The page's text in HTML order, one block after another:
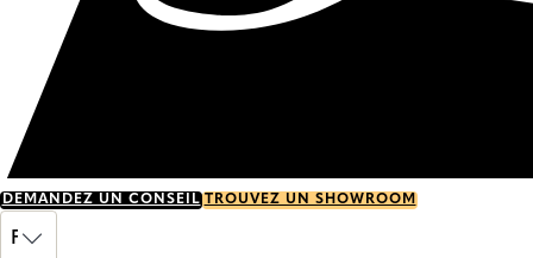
DEMANDEZ UN CONSEIL TROUVEZ UN SHOWROOM